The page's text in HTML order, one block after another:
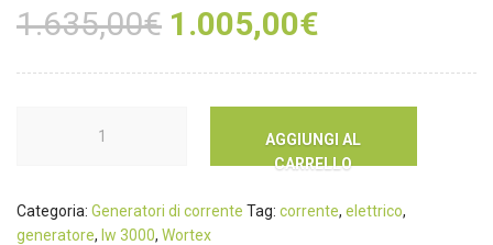
1.635,00€ 1.005,00€
AGGIUNGI AL
CARRELLO
Categoria: Generatori di corrente Tag: corrente, elettrico,
generatore, lw 3000, Wortex